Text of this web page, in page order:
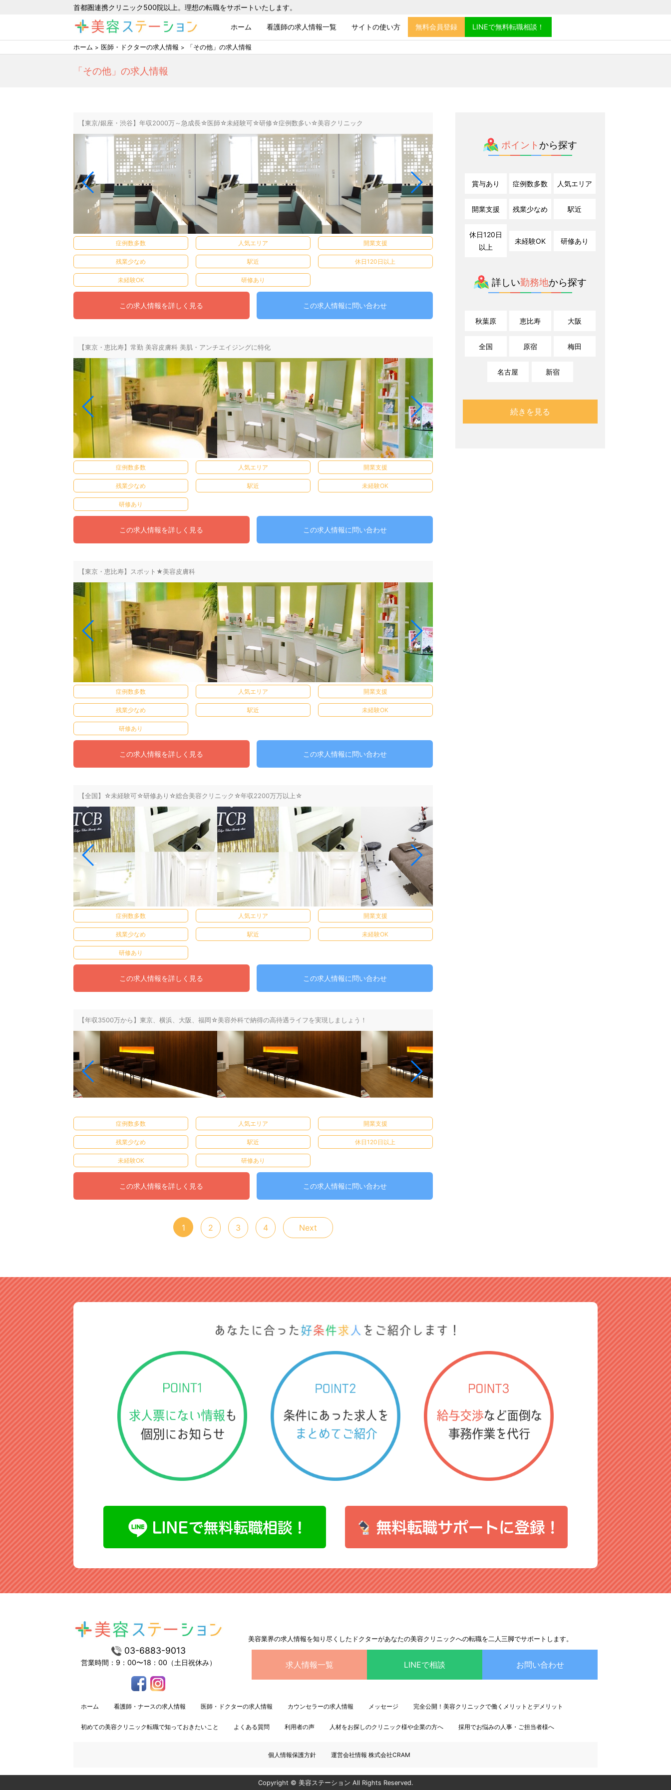
首都圏連携クリニック500院以上。理想の転職をサポートいたします。
ホーム 看護師の求人情報一覧 サイトの使い方 無料会員登録 LINEで無料転職相談！
ホーム 医師・ドクターの求人情報 「その他」の求人情報
「その他」の求人情報
【東京/銀座・渋谷】年収2000万～急成長☆医師☆未経験可☆研修☆症例数多い☆美容クリニック
症例数多数 人気エリア 開業支援
残業少なめ 駅近 休日120日以上
未経験OK 研修あり
この求人情報を詳しく見る この求人情報に問い合わせ
【東京・恵比寿】常勤 美容皮膚科 美肌・アンチエイジングに特化
症例数多数 人気エリア 開業支援
残業少なめ 駅近 未経験OK
研修あり
この求人情報を詳しく見る この求人情報に問い合わせ
【東京・恵比寿】スポット★美容皮膚科
症例数多数 人気エリア 開業支援
残業少なめ 駅近 未経験OK
研修あり
この求人情報を詳しく見る この求人情報に問い合わせ
【全国】☆未経験可☆研修あり☆総合美容クリニック☆年収2200万万以上☆
症例数多数 人気エリア 開業支援
残業少なめ 駅近 未経験OK
研修あり
この求人情報を詳しく見る この求人情報に問い合わせ
【年収3500万から】東京、横浜、大阪、福岡☆美容外科で納得の高待遇ライフを実現しましょう！
症例数多数 人気エリア 開業支援
残業少なめ 駅近 休日120日以上
未経験OK 研修あり
この求人情報を詳しく見る この求人情報に問い合わせ
1 2 3 4 Next
ポイント から探す
賞与あり 症例数多数 人気エリア
開業支援 残業少なめ 駅近
休日120日
以上
未経験OK 研修あり
詳しい勤務地から探す
秋葉原 恵比寿 大阪
全国 原宿 梅田
名古屋 新宿
続きを見る
03-6883-9013
営業時間：9：00〜18：00（土日祝休み）
美容業界の求人情報を知り尽くしたドクターがあなたの美容クリニックへの転職を二人三脚でサポートします。
求人情報一覧 LINEで相談 お問い合わせ
ホーム 看護師・ナースの求人情報 医師・ドクターの求人情報 カウンセラーの求人情報 メッセージ 完全公開！美容クリニックで働くメリットとデメリット
初めての美容クリニック転職で知っておきたいこと よくある質問 利用者の声 人材をお探しのクリニック様や企業の方へ 採用でお悩みの人事・ご担当者様へ
個人情報保護方針 運営会社情報 株式会社CRAM
Copyright © 美容ステーション All Rights Reserved.